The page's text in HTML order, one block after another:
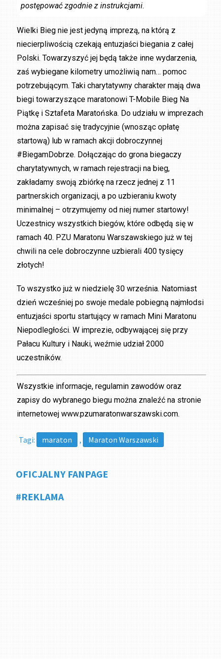
postępować zgodnie z instrukcjami.
Wielki Bieg nie jest jedyną imprezą, na którą z
niecierpliwością czekają entuzjaści biegania z całej
Polski. Towarzyszyć jej będą także inne wydarzenia,
zaś wybiegane kilometry umożliwią nam… pomoc
potrzebującym. Taki charytatywny charakter mają dwa
biegi towarzyszące maratonowi T-Mobile Bieg Na
Piątkę i Sztafeta Maratońska. Do udziału w imprezach
można zapisać się tradycyjnie (wnosząc opłatę
startową) lub w ramach akcji dobroczynnej
#BiegamDobrze. Dołączając do grona biegaczy
charytatywnych, w ramach rejestracji na bieg,
zakładamy swoją zbiórkę na rzecz jednej z 11
partnerskich organizacji, a po uzbieraniu kwoty
minimalnej – otrzymujemy od niej numer startowy!
Uczestnicy wszystkich biegów, które odbędą się w
ramach 40. PZU Maratonu Warszawskiego już w tej
chwili na cele dobroczynne uzbierali 400 tysięcy
złotych!
To wszystko już w niedzielę 30 września. Natomiast
dzień wcześniej po swoje medale pobiegną najmłodsi
entuzjaści sportu startujący w ramach Mini Maratonu
Niepodległości. W imprezie, odbywającej się przy
Pałacu Kultury i Nauki, weźmie udział 2000
uczestników.
Wszystkie informacje, regulamin zawodów oraz
zapisy do wybranego biegu można znaleźć na stronie
internetowej www.pzumaratonwarszawski.com.
Tagi: maraton , Maraton Warszawski
OFICJALNY FANPAGE
#REKLAMA